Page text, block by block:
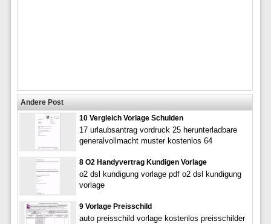
Andere Post
10 Vergleich Vorlage Schulden
17 urlaubsantrag vordruck 25 herunterladbare
generalvollmacht muster kostenlos 64
8 O2 Handyvertrag Kundigen Vorlage
o2 dsl kundigung vorlage pdf o2 dsl kundigung
vorlage
9 Vorlage Preisschild
auto preisschild vorlage kostenlos preisschilder